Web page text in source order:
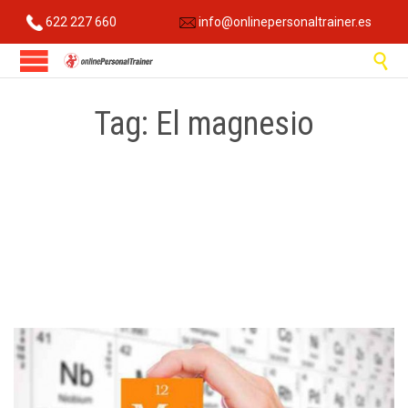
622 227 660 info@onlinepersonaltrainer.es

Tag: El magnesio